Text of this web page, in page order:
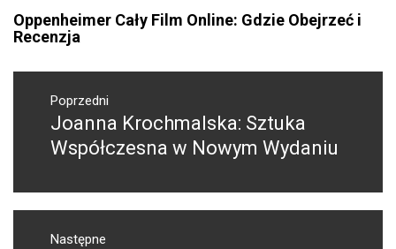
Oppenheimer Cały Film Online: Gdzie Obejrzeć i
Recenzja
Nawigacja
wpisuPoprzedni
Poprzedni
wpis:
Joanna Krochmalska: Sztuka
Współczesna w Nowym Wydaniu
Następne